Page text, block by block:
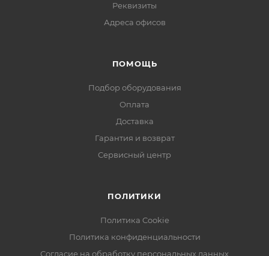
Реквизиты
Адреса офисов
ПОМОЩЬ
Подбор оборудования
Оплата
Доставка
Гарантия и возврат
Сервисный центр
ПОЛИТИКИ
Политика Cookie
Политика конфиденциальности
Согласие на обработку персональных данных